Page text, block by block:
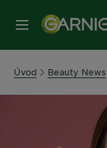
Úvod Beauty News